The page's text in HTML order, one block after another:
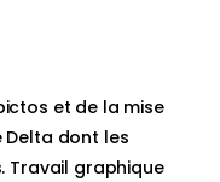
et de la mise
Delta dont les
Travail graphique